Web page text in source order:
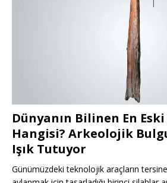
Dünyanın Bilinen En Eski
Hangisi? Arkeolojik
Işık Tutuyor
Günümüzdeki teknolojik araçların